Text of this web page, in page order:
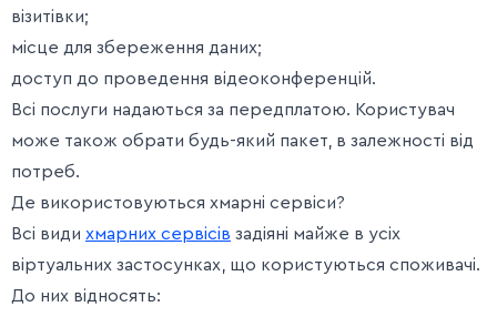
візитівки;
місце для збереження даних;
доступ до проведення відеоконференцій.
Всі послуги надаються за передплатою. Користувач
може також обрати будь-який пакет, в залежності від
потреб.
Де використовуються хмарні сервіси?
Всі види хмарних сервісів задіяні майже в усіх
віртуальних застосунках, що користуються споживачі.
До них відносять: